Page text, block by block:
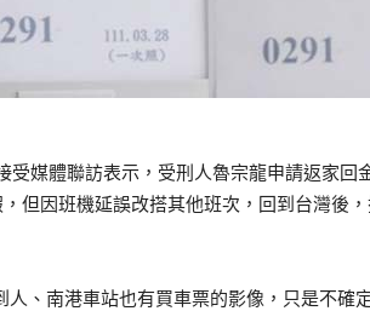
媒體聯訪表示，受刑人魯宗龍申請返家回
但因班機延誤改搭其他班次，回到台灣後
、南港車站也有買車票的影像，只是不確